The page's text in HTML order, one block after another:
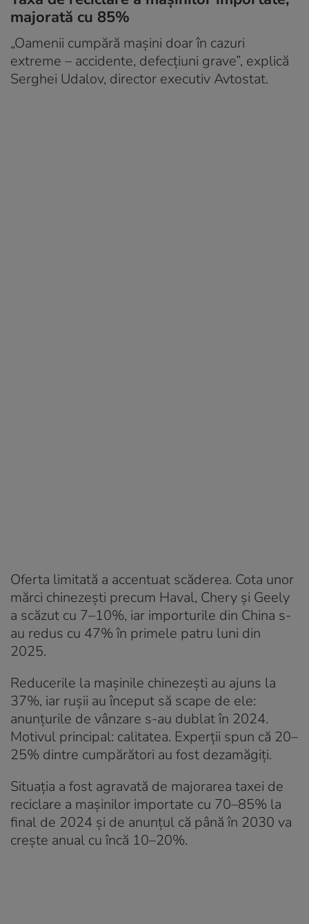
majorată cu 85%
„Oamenii cumpără mașini doar în cazuri
extreme – accidente, defecțiuni grave”, explică
Serghei Udalov, director executiv Avtostat.
Oferta limitată a accentuat scăderea. Cota unor
mărci chinezești precum Haval, Chery și Geely
a scăzut cu 7–10%, iar importurile din China s-
au redus cu 47% în primele patru luni din
2025.
Reducerile la mașinile chinezești au ajuns la
37%, iar rușii au început să scape de ele:
anunțurile de vânzare s-au dublat în 2024.
Motivul principal: calitatea. Experții spun că 20–
25% dintre cumpărători au fost dezamăgiți.
Situația a fost agravată de majorarea taxei de
reciclare a mașinilor importate cu 70–85% la
final de 2024 și de anunțul că până în 2030 va
crește anual cu încă 10–20%.